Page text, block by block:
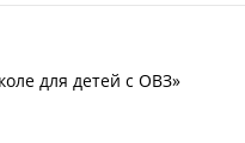
для детей с ОВЗ»